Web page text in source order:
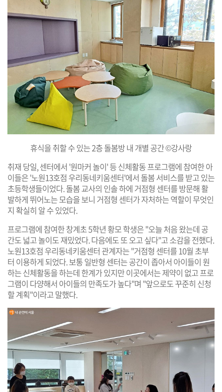
휴식을 취할 수 있는 2층 돌봄방 내 개별 공간 ©강사랑
취재 당일, 센터에서 '원마커 놀이' 등 신체활동 프로그램에 참여한 아
이들은 '노원13호점 우리동네키움센터'에서 돌봄 서비스를 받고 있는
초등학생들이었다. 돌봄 교사의 인솔 하에 거점형 센터를 방문해 활
발하게 뛰어노는 모습을 보니 거점형 센터가 자처하는 역할이 무엇인
지 확실히 알 수 있었다.
프로그램에 참여한 창계초 5학년 황모 학생은 "오늘 처음 왔는데 공
간도 넓고 놀이도 재밌었다. 다음에도 또 오고 싶다"고 소감을 전했다.
노원13호점 우리동네키움센터 관계자는 "거점형 센터를 10월 초부
터 이용하게 되었다. 보통 일반형 센터는 공간이 좁아서 아이들이 원
하는 신체활동을 하는데 한계가 있지만 이곳에서는 제약이 없고 프로
그램이 다양해서 아이들의 만족도가 높다"며 "앞으로도 꾸준히 신청
할 계획"이라고 말했다.